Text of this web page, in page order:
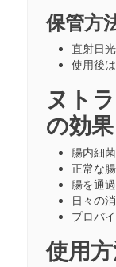
保管方
直射日
使用後
ヌト
の効果
腸内細
正常な
腸を通
日々の
プロバ
使用